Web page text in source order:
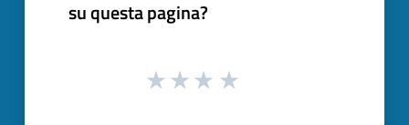
su questa pagina?